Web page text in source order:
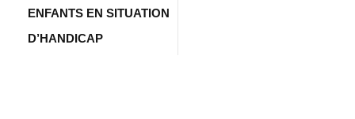
ENFANTS EN SITUATION
D’HANDICAP